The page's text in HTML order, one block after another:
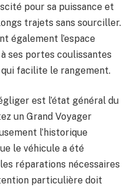
pour sa puissance et
trajets sans sourciller.
également l’espace
ses portes coulissantes
qui facilite le rangement.
est l’état général du
un Grand Voyager
l’historique
le véhicule a été
réparations nécessaires
particulière doit